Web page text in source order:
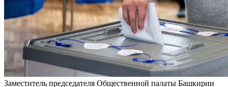
Заместитель председателя Общественной палаты Башкирии